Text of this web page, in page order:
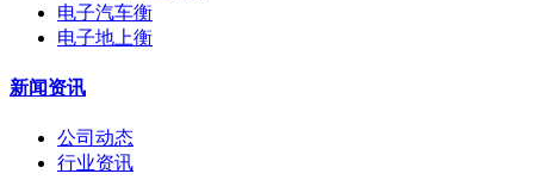
电子汽车衡
电子地上衡
新闻资讯
公司动态
行业资讯